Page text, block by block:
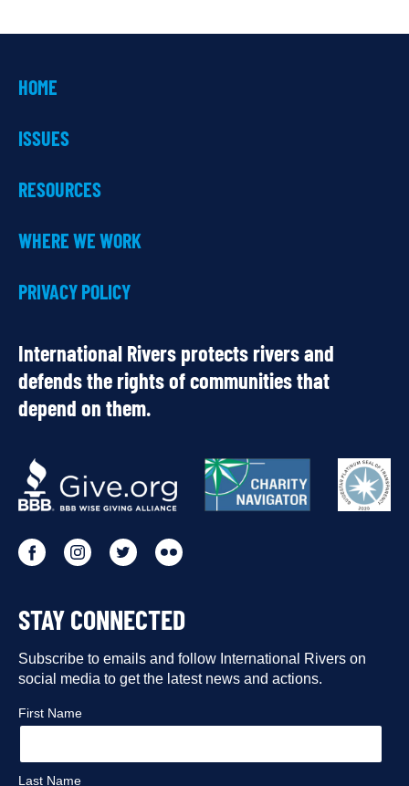
HOME
ISSUES
RESOURCES
WHERE WE WORK
PRIVACY POLICY
International Rivers protects rivers and
defends the rights of communities that
depend on them.
OUR
PARTNERS
Go
our
Facebook
profile
Go
our
Instagram
Go
our
Twitter
Go
our
Flickr
STAY CONNECTED
Subscribe to emails and follow International Rivers on
social media to get the latest news and actions.
First Name
Last Name